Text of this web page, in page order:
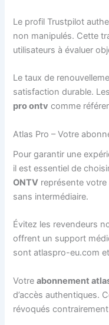
Le profil Trustpilot
non manipulés. Cette
utilisateurs à évaluer
Le taux de
satisfaction durable.
pro ontv comme
Atlas Pro – Votre
Pour garantir une
il est essentiel de
ONTV représente
sans intermédiaire.
Évitez les revendeurs
offrent un support
sont atlaspro-eu.com
Votreabonnement
d’accès authentiques.
révoqués